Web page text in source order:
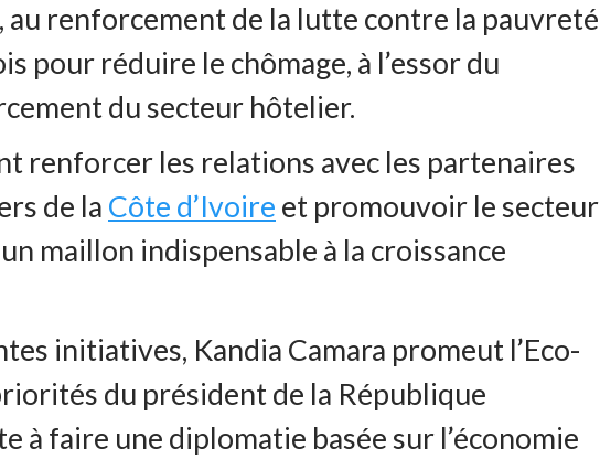
renforcement de la lutte contre la pauvreté
pour réduire le chômage, à l’essor du
du secteur hôtelier.
renforcer les relations avec les partenaires
de la Côte d’Ivoire et promouvoir le secteur
maillon indispensable à la croissance
initiatives, Kandia Camara promeut l’Eco-
du président de la République
à faire une diplomatie basée sur l’économie